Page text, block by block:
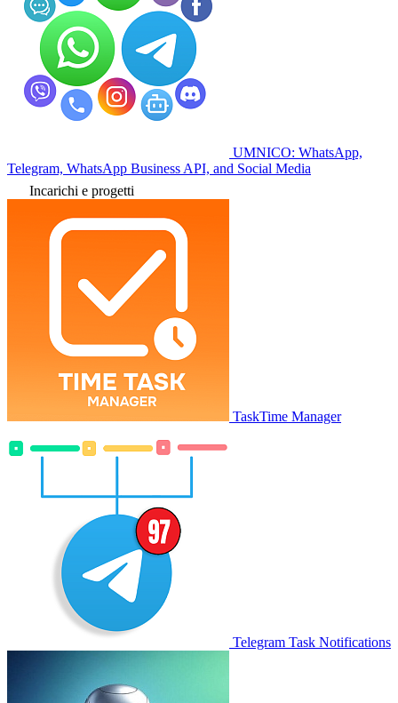
UMNICO: WhatsApp,
Telegram, WhatsApp Business API, and Social Media
Incarichi e progetti
TaskTime Manager
Telegram Task Notifications